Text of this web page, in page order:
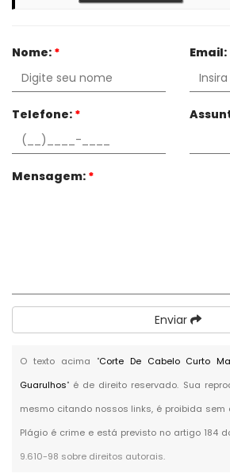
Nome: * Email:
Telefone: *
Mensagem: *
Enviar
O texto acima "Corte De Cabelo Curto
Guarulhos" é de direito reservado. Sua
mesmo citando nossos links, é proibida
Plágio é crime e está previsto no artigo 184
9.610-98 sobre direitos autorais.